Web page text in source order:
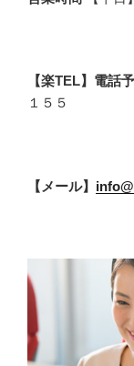
【楽TEL】電
１５５
【メール】